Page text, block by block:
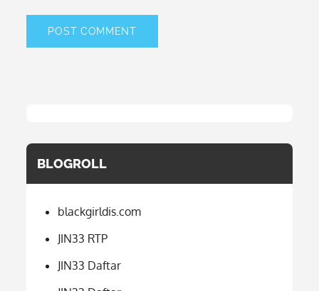
BLOGROLL
blackgirldis.com
JIN33 RTP
JIN33 Daftar